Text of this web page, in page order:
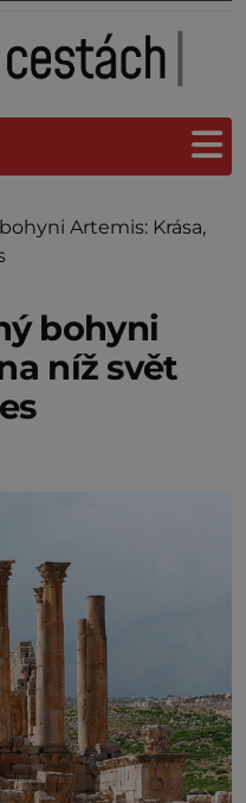
Artemis: Krása,
bohyni
níž svět